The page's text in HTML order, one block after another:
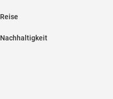
Reise
Nachhaltigkeit